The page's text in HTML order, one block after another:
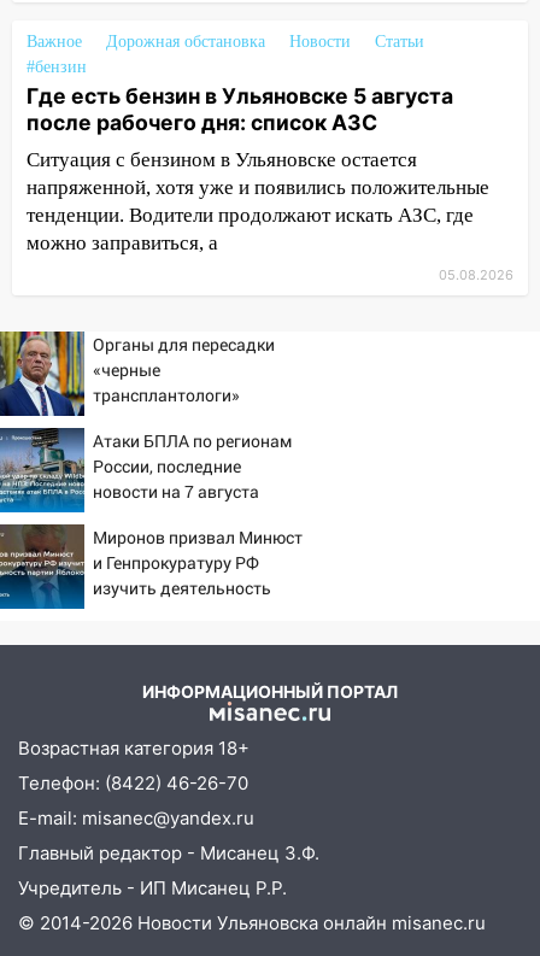
опасность» на территории Ульяновской
области
11:30 Кабмин РФ разрешил до 1 июля
2027 года импорт, выпуск и обращение
бензина Евро 2, Евро 3, Евро 4
11:12 Соцсети: на Рябикова автомобиль
врезался в забор
Где есть бензин в Ульяновске
10:16
Внимание! В Ульяновской области
объявлена ракетная опасность
10:00
В Старомайнском районе утонул
51-летний мужчина
09:50
В Ульяновске черный коршун
застрял в тепловозе
09:44
Ульяновские спасатели помогли
юному велосипедисту на улице
Чернышевского
08:21 В Заволжском районе украли два
велосипеда
В Ульяновск идет
тридцатиградусная жара: какая будет
погода в четверг
06:00 Четыре года борьбы: ульяновские
юристы помогли женщине засудить УК
05:00 Кому 6 августа звезды сулят
Важное Дорожная обстановка Новости
Статьи
#бензин
Где есть бензин в Ульяновске 5 августа
после рабочего дня: список АЗС
Ситуация с бензином в Ульяновске остается
напряженной, хотя уже и появились положительные
тенденции. Водители продолжают искать АЗС, где
можно заправиться, а
05.08.2026
Органы для пересадки
«черные
трансплантологи»
пациентов
Атаки БПЛА по регионам
России, последние
новости на 7 августа
на склады Wildberries,
состояние пострадавших
Миронов призвал Минюст
и Генпрокуратуру РФ
изучить деятельность
ИНФОРМАЦИОННЫЙ ПОРТАЛ
Возрастная категория 18+
Телефон: (8422) 46-26-70
E-mail: misanec@yandex.ru
Главный редактор - Мисанец З.Ф.
Учредитель - ИП Мисанец Р.Р.
© 2014-2026 Новости Ульяновска онлайн misanec.ru